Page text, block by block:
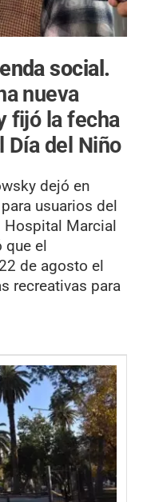
social.
nueva
fijó la fecha
Día del Niño
dejó en
usuarios del
Marcial
que el
de agosto el
recreativas para